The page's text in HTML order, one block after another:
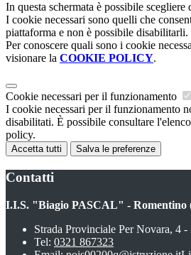
In questa schermata è possibile
I cookie necessari sono quelli che
piattaforma e non è possibile disabilitarli.
Per conoscere quali sono i cookie
visionare la COOKIE POLICY.
Cookie necessari per il funzionamento
I cookie necessari per il funzionamento
disabilitati. È possibile consultare
policy.
Accetta tutti Salva le preferenze
Contatti
I.I.S. "Biagio PASCAL" - Romentino
Strada Provinciale Per Novara, 4
Tel: 0321 867323